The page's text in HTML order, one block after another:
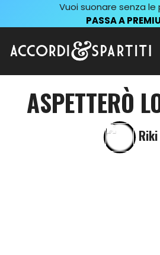
Vuoi suonare senza le
PASSA A
ASPETTERÒ
Riki